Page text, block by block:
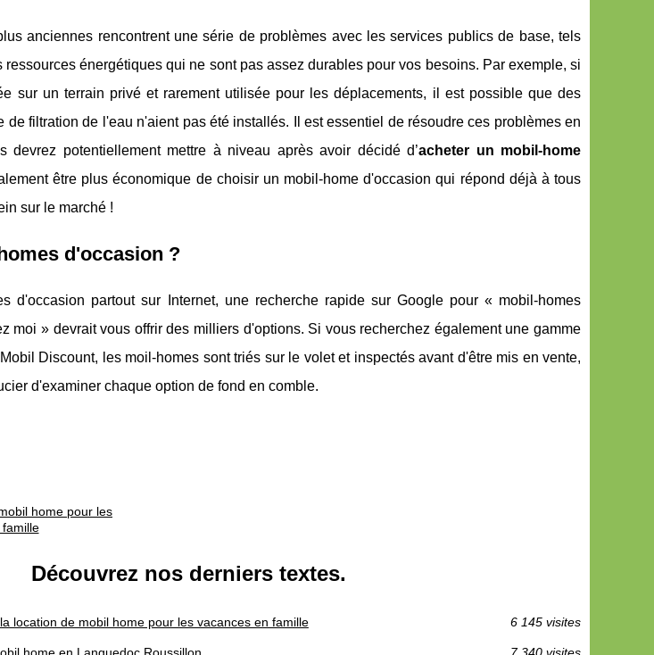
anciennes rencontrent une série de problèmes avec les services publics de base, tels
énergétiques qui ne sont pas assez durables pour vos besoins. Par exemple, si
sur un terrain privé et rarement utilisée pour les déplacements, il est possible que des
de filtration de l'eau n'aient pas été installés. Il est essentiel de résoudre ces problèmes en
devrez potentiellement mettre à niveau après avoir décidé d’acheter un mobil-home
être plus économique de choisir un mobil-home d'occasion qui répond déjà à tous
sur le marché !
d'occasion ?
d'occasion partout sur Internet, une recherche rapide sur Google pour « mobil-homes
moi » devrait vous offrir des milliers d'options. Si vous recherchez également une gamme
Discount, les moil-homes sont triés sur le volet et inspectés avant d'être mis en vente,
d'examiner chaque option de fond en comble.
home pour les
Découvrez nos derniers textes.
location de mobil home pour les vacances en famille 6 145 visites